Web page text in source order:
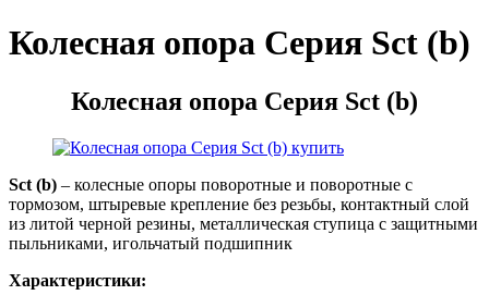
Колесная опора Серия Sct (b)
Колесная опора Серия Sct (b)
Sct (b) – колесные опоры поворотные и поворотные с
тормозом, штыревые крепление без резьбы, контактный слой
из литой черной резины, металлическая ступица с защитными
пыльниками, игольчатый подшипник
Характеристики: